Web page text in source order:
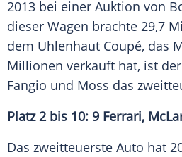
2013 bei einer Auktion von
dieser Wagen brachte 29,7
dem Uhlenhaut Coupé, das
Millionen verkauft hat, ist
Fangio und Moss das
Platz 2 bis 10: 9 Ferrari,
Das zweitteuerste Auto hat